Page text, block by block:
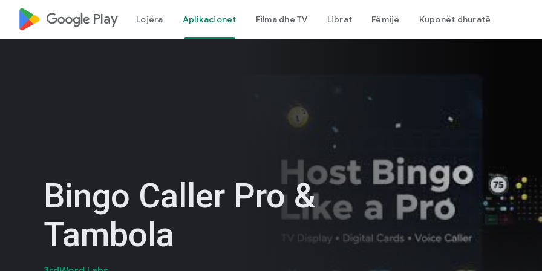
google_logo Play Lojëra Aplikacionet Filma dhe TV Librat Fëmijë Kuponët dhuratë
Bingo Caller Pro &
Tambola